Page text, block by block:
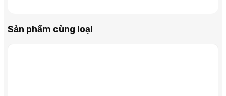
Sản phẩm cùng loại